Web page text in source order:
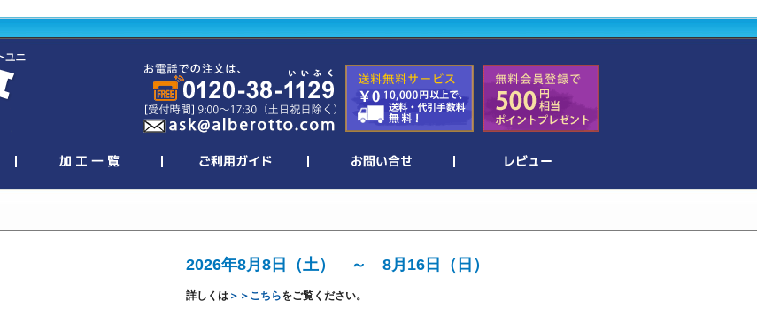
2026年8月8日（土） ～ 8月16日（日）
詳しくは＞＞こちらをご覧ください。